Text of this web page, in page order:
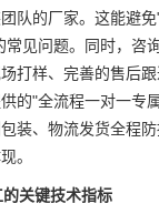
队的厂家。这能避
常见问题。同时，咨
打样、完善的售后跟
供的"全流程一对一专
装、物流发货全程
。
的关键技术指标